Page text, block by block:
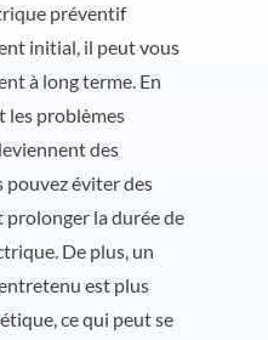
préventif
initial, il peut vous
à long terme. En
les problèmes
des
pouvez éviter des
la durée de
De plus, un
est plus
ce qui peut se